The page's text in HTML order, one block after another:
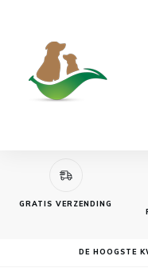
GRATIS VERZENDING
DE HOOGSTE